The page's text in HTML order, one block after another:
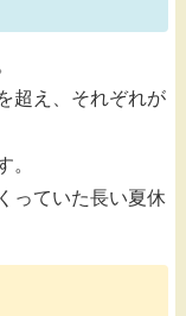
超え、それぞれが
。
っていた長い夏休